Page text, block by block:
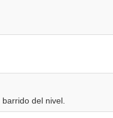
del nivel.